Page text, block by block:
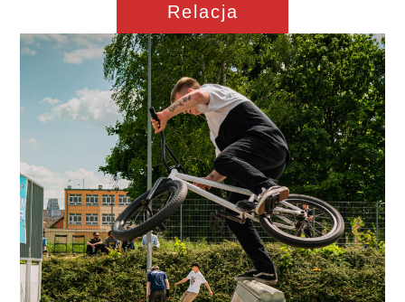
Relacja